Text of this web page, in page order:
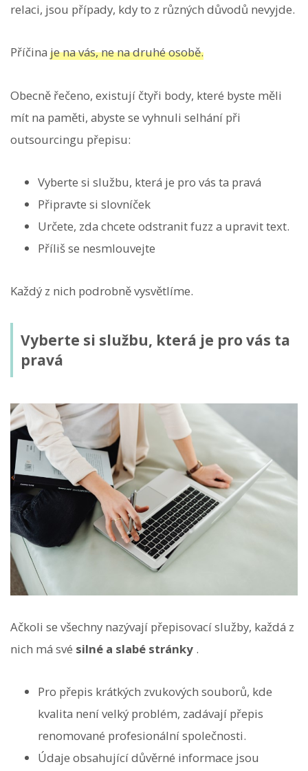
relaci, jsou případy, kdy to z různých důvodů nevyjde.
Příčina je na vás, ne na druhé osobě.
Obecně řečeno, existují čtyři body, které byste měli
mít na paměti, abyste se vyhnuli selhání při
outsourcingu přepisu:
Vyberte si službu, která je pro vás ta pravá
Připravte si slovníček
Určete, zda chcete odstranit fuzz a upravit text.
Příliš se nesmlouvejte
Každý z nich podrobně vysvětlíme.
Vyberte si službu, která je pro vás ta
pravá
Ačkoli se všechny nazývají přepisovací služby, každá z
nich má své silné a slabé stránky .
Pro přepis krátkých zvukových souborů, kde
kvalita není velký problém, zadávají přepis
renomované profesionální společnosti.
Údaje obsahující důvěrné informace jsou